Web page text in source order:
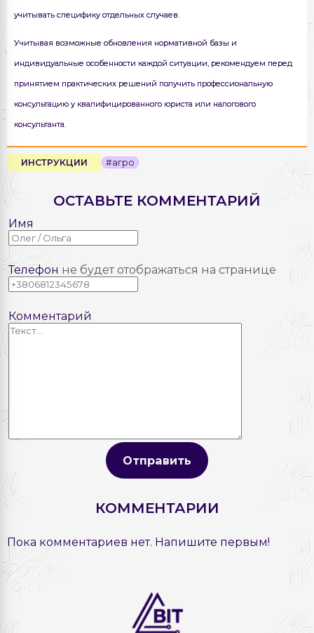
учитывать специфику отдельных случаев.
Учитывая возможные обновления нормативной базы и
индивидуальные особенности каждой ситуации, рекомендуем перед
принятием практических решений получить профессиональную
консультацию у квалифицированного юриста или налогового
консультанта.
ИНСТРУКЦИИ #агро
ОСТАВЬТЕ КОММЕНТАРИЙ
Имя
Телефон не будет отображаться на странице
Комментарий
Отправить
КОММЕНТАРИИ
Пока комментариев нет. Напишите первым!